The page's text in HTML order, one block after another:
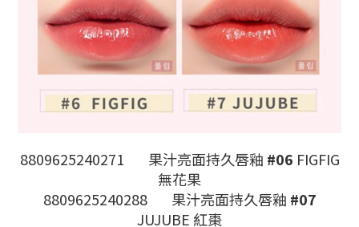
8809625240271 果汁亮面持久唇釉 #06 FIGFIG
無花果
8809625240288
果汁亮面持久唇釉 #07
JUJUBE 紅棗